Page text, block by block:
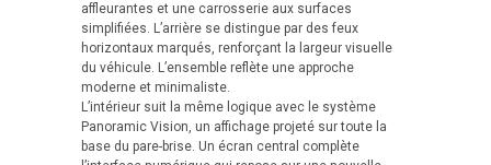
affleurantes et une carrosserie aux surfaces
simplifiées. L’arrière se distingue par des feux
horizontaux marqués, renforçant la largeur visuelle
du véhicule. L’ensemble reflète une approche
moderne et minimaliste.
L’intérieur suit la même logique avec le système
Panoramic Vision, un affichage projeté sur toute la
base du pare-brise. Un écran central complète